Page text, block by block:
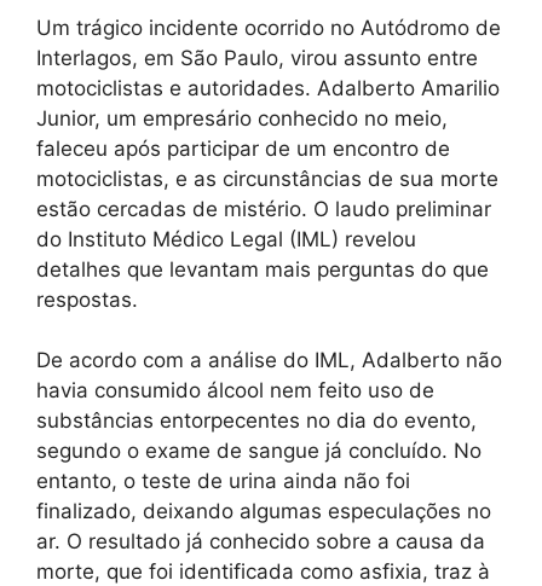
Um trágico incidente ocorrido no Autódromo de
Interlagos, em São Paulo, virou assunto entre
motociclistas e autoridades. Adalberto Amarilio
Junior, um empresário conhecido no meio,
faleceu após participar de um encontro de
motociclistas, e as circunstâncias de sua morte
estão cercadas de mistério. O laudo preliminar
do Instituto Médico Legal (IML) revelou
detalhes que levantam mais perguntas do que
respostas.
De acordo com a análise do IML, Adalberto não
havia consumido álcool nem feito uso de
substâncias entorpecentes no dia do evento,
segundo o exame de sangue já concluído. No
entanto, o teste de urina ainda não foi
finalizado, deixando algumas especulações no
ar. O resultado já conhecido sobre a causa da
morte, que foi identificada como asfixia, traz à